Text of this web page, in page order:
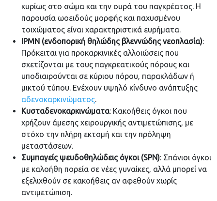
κυρίως στο σώμα και την ουρά του παγκρέατος. Η
παρουσία ωοειδούς μορφής και παχυσμένου
τοιχώματος είναι χαρακτηριστικά ευρήματα.
IPMN (ενδοπορική θηλώδης βλεννώδης νεοπλασία):
Πρόκειται για προκαρκινικές αλλοιώσεις που
σχετίζονται με τους παγκρεατικούς πόρους και
υποδιαιρούνται σε κύριου πόρου, παρακλάδων ή
μικτού τύπου. Ενέχουν υψηλό κίνδυνο ανάπτυξης
αδενοκαρκινώματος.
Κυσταδενοκαρκινώματα: Κακοήθεις όγκοι που
χρήζουν άμεσης χειρουργικής αντιμετώπισης, με
στόχο την πλήρη εκτομή και την πρόληψη
μεταστάσεων.
Συμπαγείς ψευδοθηλώδεις όγκοι (SPN): Σπάνιοι όγκοι
με καλοήθη πορεία σε νέες γυναίκες, αλλά μπορεί να
εξελιχθούν σε κακοήθεις αν αφεθούν χωρίς
αντιμετώπιση.